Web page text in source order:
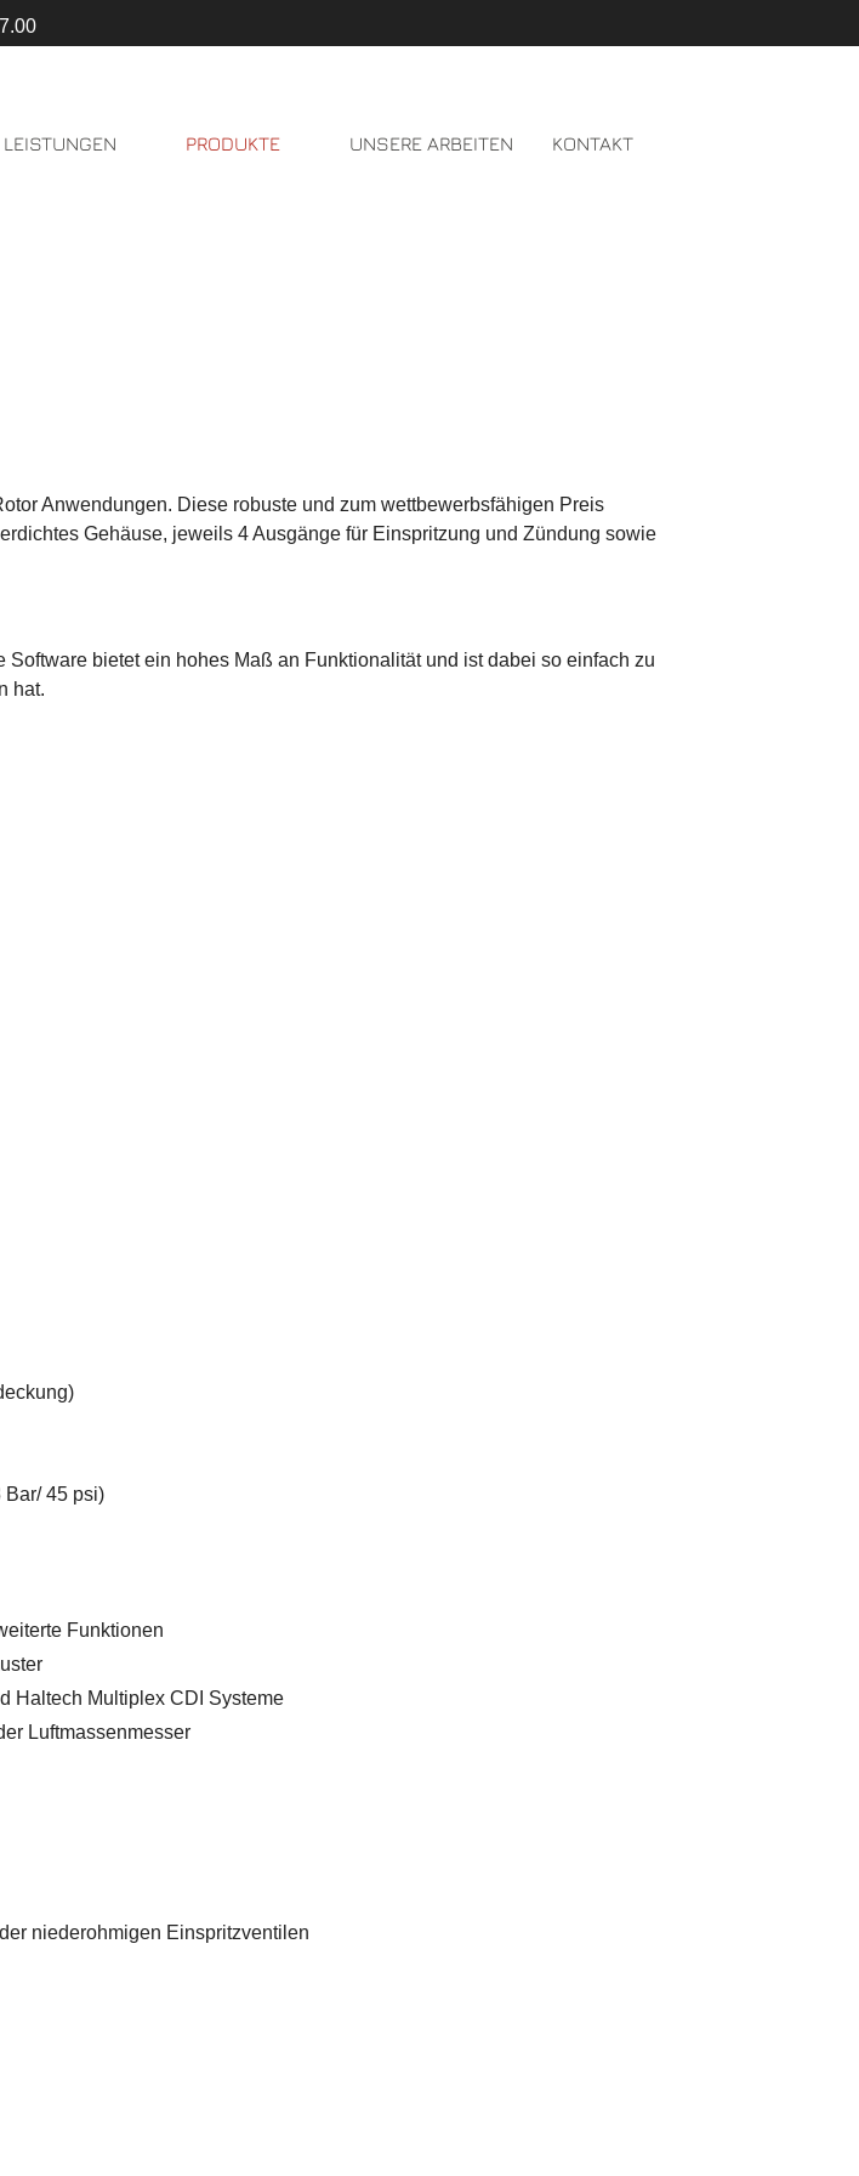
LEISTUNGEN PRODUKTE UNSERE ARBEITEN KONTAKT
Anwendungen. Diese robuste und zum wettbewerbsfähigen Preis
Gehäuse, jeweils 4 Ausgänge für Einspritzung und Zündung sowie
bietet ein hohes Maß an Funktionalität und ist dabei so einfach zu
hat.
Bar/ 45 psi)
Funktionen
Haltech Multiplex CDI Systeme
Luftmassenmesser
niederohmigen Einspritzventilen